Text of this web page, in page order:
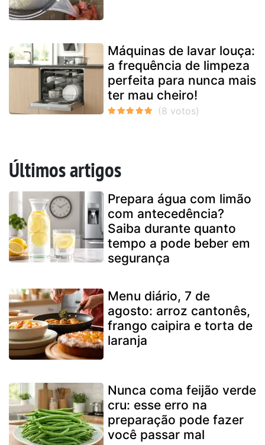
Máquinas de lavar louça:
a frequência de limpeza
perfeita para nunca mais
ter mau cheiro!
Últimos artigos
Prepara água com limão
com antecedência?
Saiba durante quanto
tempo a pode beber em
segurança
Menu diário, 7 de
agosto: arroz cantonês,
frango caipira e torta de
laranja
Nunca coma feijão verde
cru: esse erro na
preparação pode fazer
você passar mal